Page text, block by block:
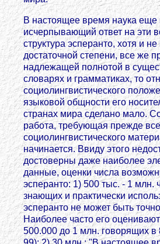
В настоящее время наука еще
исчерпывающий ответ на эти
структура эсперанто, хотя и
достаточной степени, все же
надлежащей полнотой в
словарях и грамматиках, то
социолингвистического
языковой общности его
странах мира сделано мало.
работа, требующая прежде
социолингвистического
начинается. Ввиду этого
достоверны даже наиболее
данные, оценки числа
эсперанто: 1) 500 тыс. - 1 млн.
знающих и практически
эсперанто не может быть
Наиболее часто его
500.000 до 1 млн. говорящих в